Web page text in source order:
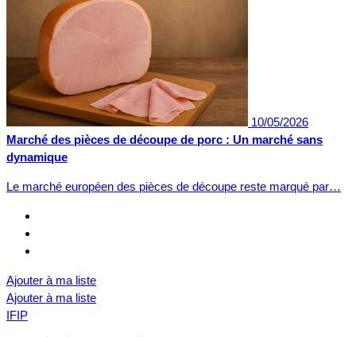
10/05/2026
Marché des pièces de découpe de porc : Un marché sans
dynamique
Le marché européen des pièces de découpe reste marqué par…
Ajouter à ma liste
Ajouter à ma liste
IFIP